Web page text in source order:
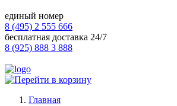
единый номер
8 (495) 2 555 666
бесплатная доставка 24/7
8 (925) 888 3 888
Главная